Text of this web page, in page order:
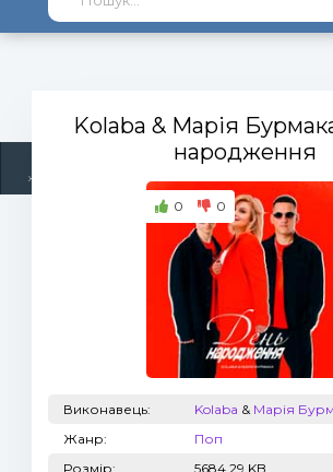
Жанри
Kolaba & Марія
народження
0 0
Виконавець: Kolaba & Марія
Жанр:
Поп
Розмір:
5684.29 KB